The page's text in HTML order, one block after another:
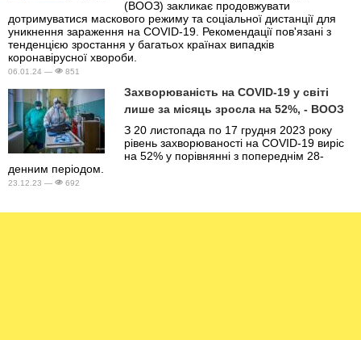
(ВООЗ) закликає продовжувати
дотримуватися маскового режиму та соціальної дистанції для
уникнення зараження на COVID-19. Рекомендації пов'язані з
тенденцією зростання у багатьох країнах випадків
коронавірусної хвороби.
06.01.24 — 851
Захворюваність на COVID-19 у світі
лише за місяць зросла на 52%, - ВООЗ
З 20 листопада по 17 грудня 2023 року
рівень захворюваності на COVID-19 виріс
на 52% у порівнянні з попереднім 28-
денним періодом.
23.12.23 — 692